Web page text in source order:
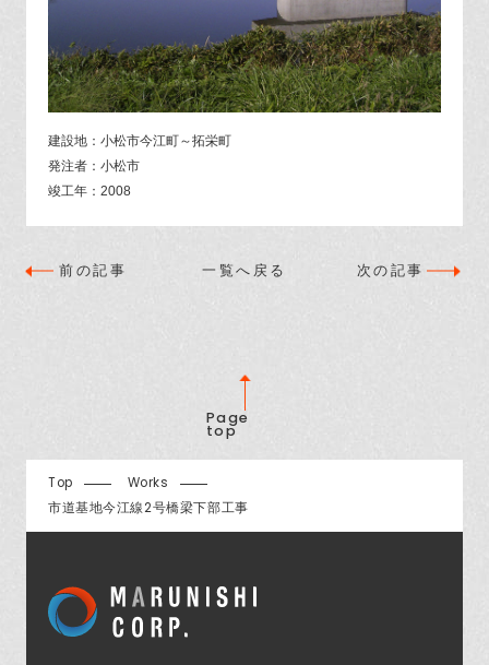
建設地：小松市今江町～拓栄町
発注者：小松市
竣工年：2008
前の記事 一覧へ戻る 次の記事
Page
top
Top
Works
市道基地今江線2号橋梁下部工事